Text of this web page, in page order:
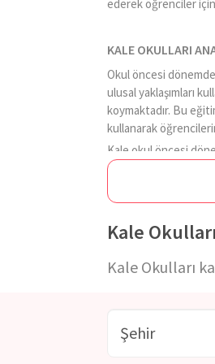
ederek öğrenciler
KALE OKULLARI
Okul öncesi dönemde
ulusal yaklaşımları
koymaktadır. Bu
kullanarak
Kale okul öncesi
yönde seçimler
merhametli, öz
kullanılan eğitim
CreativeThinking-
KALE OKULLARI
arasındaki
programlardan
Kale
Kale Okulları